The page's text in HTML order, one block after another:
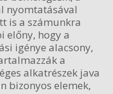
nyomtatásával
is a számunkra
előny, hogy a
igénye alacsony,
a
alkatrészek java
bizonyos elemek,